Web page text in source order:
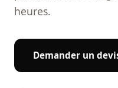
heures.
Demander un